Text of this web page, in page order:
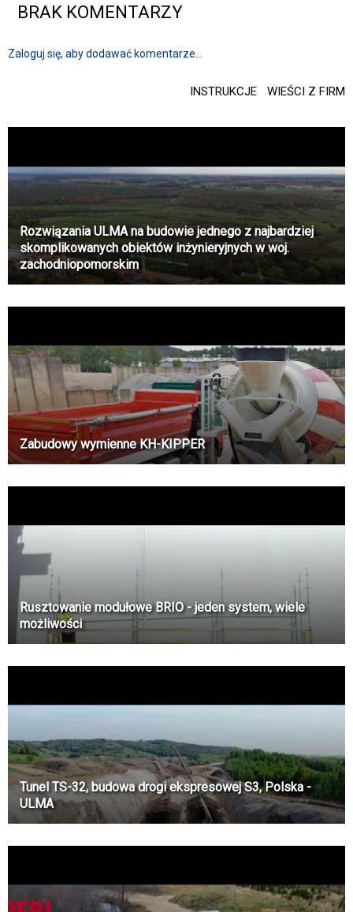
BRAK KOMENTARZY
Zaloguj się, aby dodawać komentarze...
INSTRUKCJE WIEŚCI Z FIRM
Rozwiązania ULMA na budowie jednego z najbardziej
skomplikowanych obiektów inżynieryjnych w woj.
zachodniopomorskim
Zabudowy wymienne KH-KIPPER
Rusztowanie modułowe BRIO - jeden system, wiele
możliwości
Tunel TS-32, budowa drogi ekspresowej S3, Polska -
ULMA